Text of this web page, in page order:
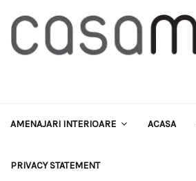
AMENAJARI INTERIOARE ACASA
PRIVACY STATEMENT